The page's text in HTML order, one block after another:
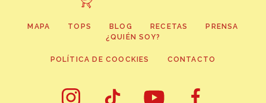
MAPA TOPS BLOG RECETAS
PRENSA
¿QUIÉN SOY?
POLÍTICA DE COOCKIES CONTACTO